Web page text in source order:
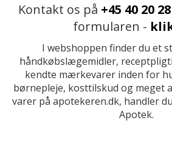
Kontakt os på +45 40 20
formularen -
I webshoppen finder du et
håndkøbslægemidler,
kendte mærkevarer inden for
børnepleje, kosttilskud og meget
varer på apotekeren.dk, handler
Apotek.